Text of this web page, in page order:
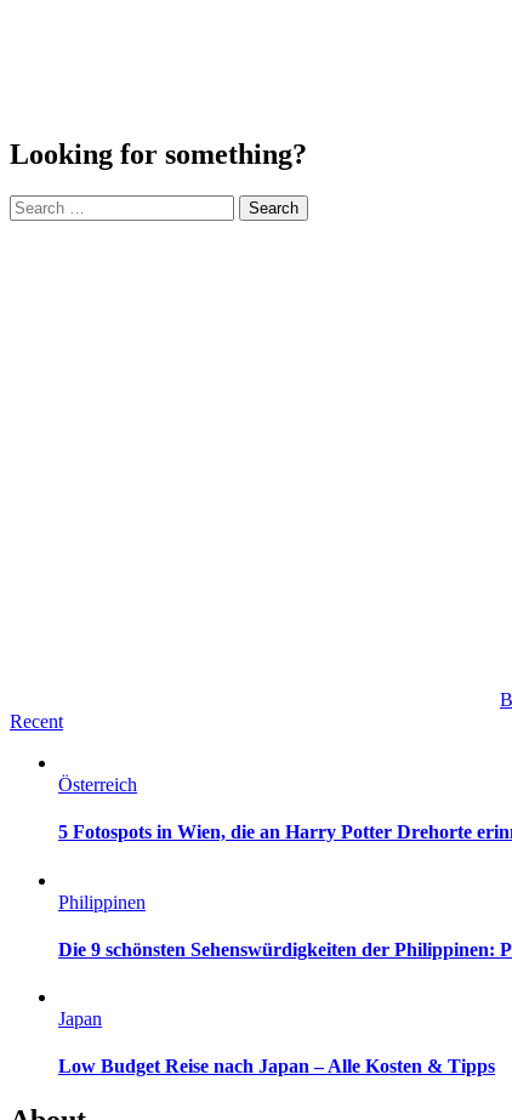
Looking for something?
Search
Recent
Österreich
5 Fotospots in Wien, die an Harry Potter Drehorte
Philippinen
Die 9 schönsten Sehenswürdigkeiten der Philippinen:
Japan
Low Budget Reise nach Japan – Alle Kosten & Tipps